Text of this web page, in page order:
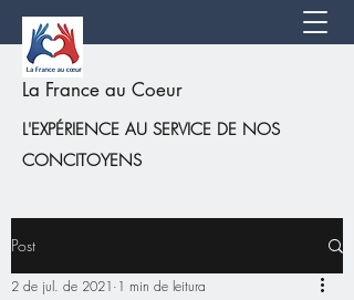
La France au Coeur
L'EXPÉRIENCE AU SERVICE DE NOS
CONCITOYENS
Post
2 de jul. de 2021 1 min de leitura